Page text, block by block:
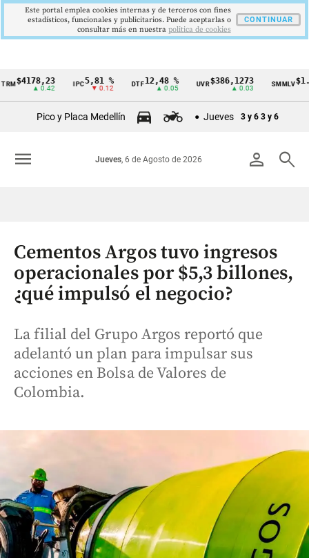
Cintillo
Colombia
▲ 0.42
IPC 5,81 %
▼ 0.12
DTF 12,48 %
▲ 0.05
UVR $386,1273
▲ 0.03
SMMLV
Pico y Placa Medellín Jueves 3 y 6 3 y 6
person search
Jueves, 6 de Agosto de 2026
menu
Cementos Argos tuvo ingresos
operacionales por $5,3 billones,
¿qué impulsó el negocio?
La filial del Grupo Argos reportó que
adelantó un plan para impulsar sus
acciones en Bolsa de Valores de
Colombia.
Este portal emplea cookies internas y de terceros con fines
estadísticos, funcionales y publicitarios. Puede aceptarlas o
consultar más en nuestra politica de cookies
CONTINUAR